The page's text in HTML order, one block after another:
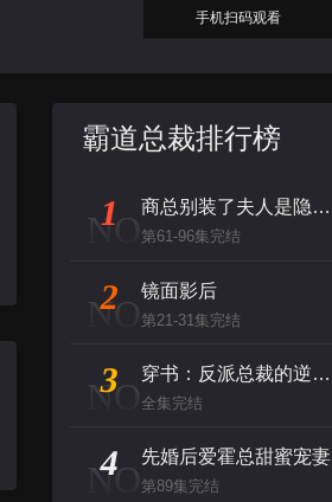
手机扫码观看
霸道总裁排行榜
NO
1 商总别装了夫人是隐藏大佬
第61-96集完结
NO
2 镜面影后
第21-31集完结
NO
3 穿书：反派总裁的逆袭之路，这次我当主角
全集完结
NO
4 先婚后爱霍总甜蜜宠妻
第89集完结